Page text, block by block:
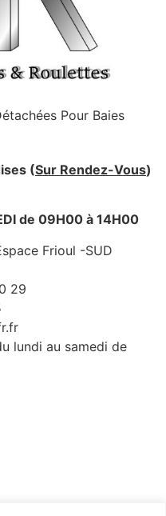
Pour Baies
(Sur Rendez-Vous)
de 09H00 à 14H00
Frioul -SUD
29
lundi au samedi de